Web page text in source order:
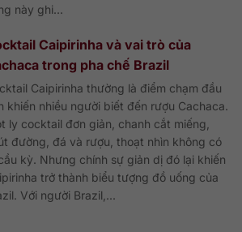
này ghi...
Caipirinha và vai trò của
trong pha chế Brazil
Caipirinha thường là điểm chạm đầu
khiến nhiều người biết đến rượu Cachaca.
ly cocktail đơn giản, chanh cắt miếng,
đường, đá và rượu, thoạt nhìn không có
kỳ. Nhưng chính sự giản dị đó lại khiến
trở thành biểu tượng đồ uống của
Với người Brazil,...